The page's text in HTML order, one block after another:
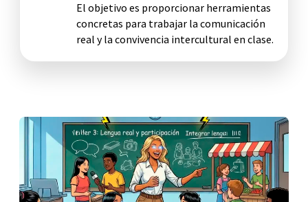
El objetivo es proporcionar herramientas
concretas para trabajar la comunicación
real y la convivencia intercultural en clase.